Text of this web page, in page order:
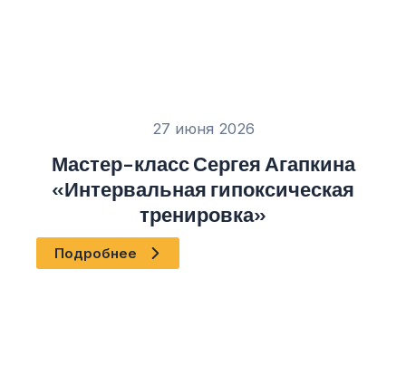
27 июня 2026
Мастер-класс Сергея Агапкина
«Интервальная гипоксическая
тренировка»
Подробнее